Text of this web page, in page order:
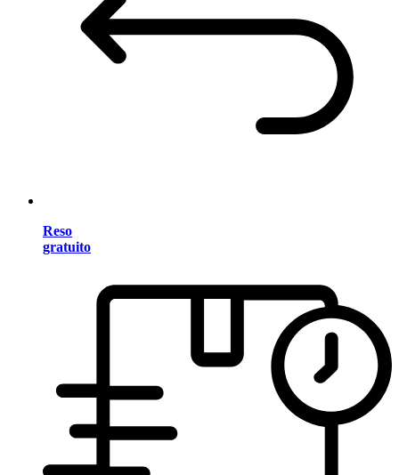
Reso
gratuito